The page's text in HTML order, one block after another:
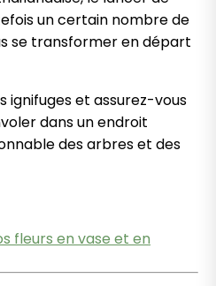
un certain nombre de
se transformer en départ
ignifuges et assurez-vous
dans un endroit
des arbres et des
fleurs en vase et en